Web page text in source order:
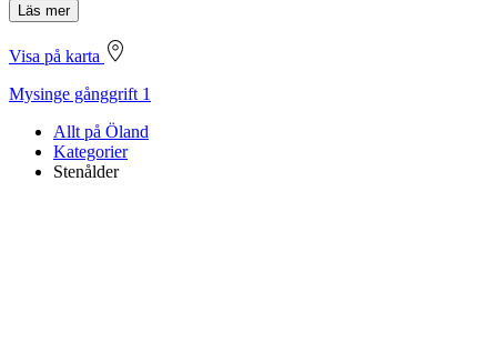
Läs mer
Visa på karta
Mysinge gånggrift 1
Allt på Öland
Kategorier
Stenålder